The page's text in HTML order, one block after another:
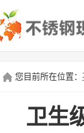
您目前所在位置：
卫生